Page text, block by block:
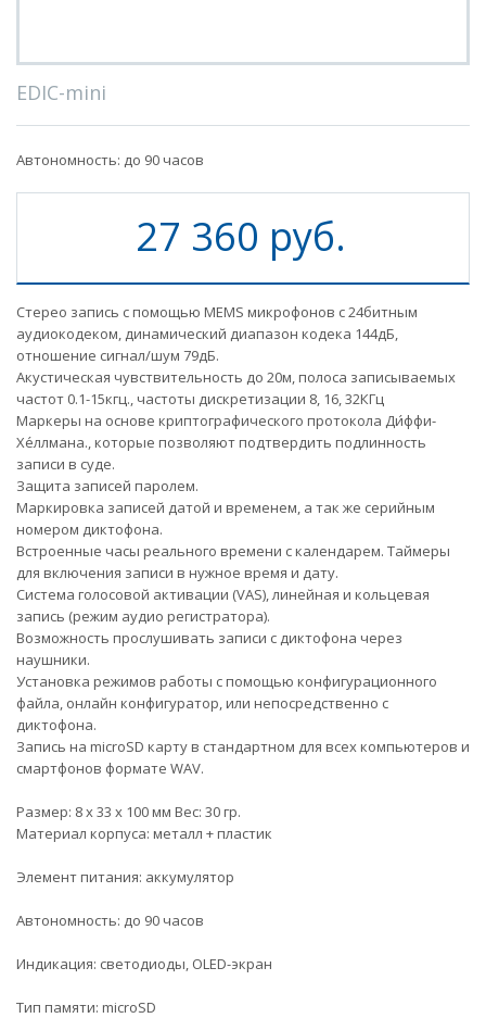
EDIC-mini
Автономность: до 90 часов
27 360 руб.
Стерео запись с помощью MEMS микрофонов с 24битным
аудиокодеком, динамический диапазон кодека 144дБ,
отношение сигнал/шум 79дБ.
Акустическая чувствительность до 20м, полоса записываемых
частот 0.1-15кгц., частоты дискретизации 8, 16, 32КГц
Маркеры на основе криптографического протокола Ди́ффи-
Хе́ллмана., которые позволяют подтвердить подлинность
записи в суде.
Защита записей паролем.
Маркировка записей датой и временем, а так же серийным
номером диктофона.
Встроенные часы реального времени с календарем. Таймеры
для включения записи в нужное время и дату.
Система голосовой активации (VAS), линейная и кольцевая
запись (режим аудио регистратора).
Возможность прослушивать записи с диктофона через
наушники.
Установка режимов работы с помощью конфигурационного
файла, онлайн конфигуратор, или непосредственно с
диктофона.
Запись на microSD карту в стандартном для всех компьютеров и
смартфонов формате WAV.
Размер: 8 х 33 х 100 мм Вес: 30 гр.
Материал корпуса: металл + пластик
Элемент питания: аккумулятор
Автономность: до 90 часов
Индикация: светодиоды, OLED-экран
Тип памяти: microSD